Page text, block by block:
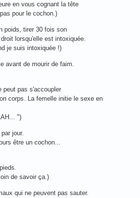
en vous cognant la tête
pour le cochon.)
poids, tirer 30 fois son
lorsqu'elle est intoxiquée.
je suis intoxiquée !)
avant de mourir de faim.
peut pas s'accoupler
corps. La femelle initie le sexe en
")
jour.
être un cochon...
de savoir ça.)
qui ne peuvent pas sauter.